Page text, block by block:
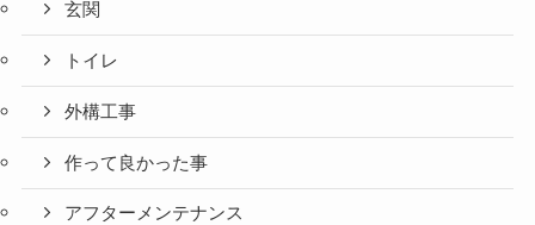
玄関
トイレ
外構工事
作って良かった事
アフターメンテナンス